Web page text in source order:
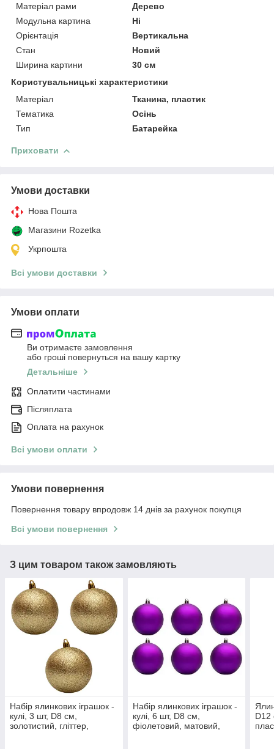
Матеріал рами
Дерево
Модульна картина
Ні
Орієнтація
Вертикальна
Стан
Новий
Ширина картини
30 см
Користувальницькі характеристики
Матеріал
Тканина, пластик
Тематика
Осінь
Тип
Батарейка
Приховати
Умови доставки
Нова Пошта
Магазини Rozetka
Укрпошта
Всі умови доставки
Умови оплати
Ви отримаєте замовлення
або гроші повернуться на вашу картку
Детальніше
Оплатити частинами
Післяплата
Оплата на рахунок
Всі умови оплати
Умови повернення
Повернення товару впродовж 14 днів за рахунок покупця
Всі умови повернення
З цим товаром також замовляють
Набір ялинкових іграшок -
кулі, 3 шт, D8 см,
золотистий, гліттер,
Набір ялинкових іграшок -
кулі, 6 шт, D8 см,
фіолетовий, матовий,
D12